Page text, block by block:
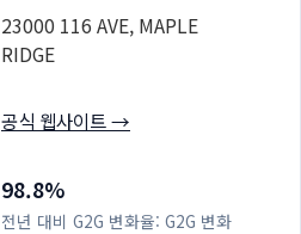
23000 116 AVE, MAPLE
RIDGE
공식 웹사이트 →
98.8%
전년 대비 G2G 변화율: G2G 변화